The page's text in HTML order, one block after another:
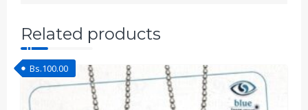
Related products
Bs.100.00